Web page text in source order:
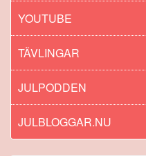
YOUTUBE
TÄVLINGAR
JULPODDEN
JULBLOGGAR.NU